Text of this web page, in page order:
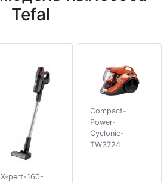
Tefal
X-pert-160-
Compact-
Power-
Cyclonic-
TW3724